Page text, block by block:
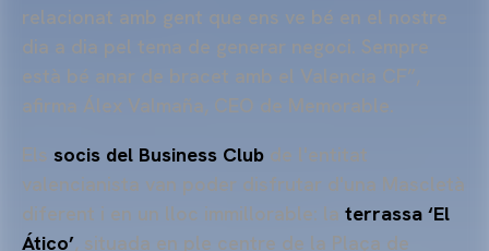
relacionat amb gent que ens ve bé en el nostre
dia a dia pel tema de generar negoci. Sempre
està bé anar de bracet amb el Valencia CF”,
afirma Álex Valmaña, CEO de Memorable.
Els socis del Business Club de l'entitat
valencianista van poder disfrutar d'una Mascletà
diferent i en un lloc immillorable: la terrassa ‘El
Ático’, situada en ple centre de la Plaça de